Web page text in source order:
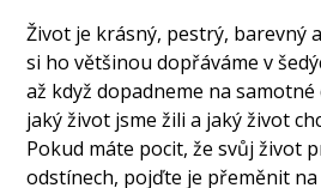
Život je krásný, pestrý, barevný
si ho většinou dopřáváme v
až když dopadneme na
jaký život jsme žili a jaký život
Pokud máte pocit, že svůj život
odstínech, pojďte je přeměnit